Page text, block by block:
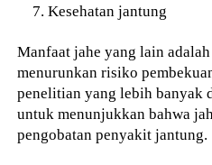
Kesehatan jantung
Manfaat jahe yang lain
menurunkan risiko
penelitian yang lebih banyak
untuk menunjukkan bahwa
pengobatan penyakit jantung.